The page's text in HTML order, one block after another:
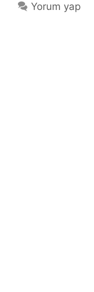
Yorum yap